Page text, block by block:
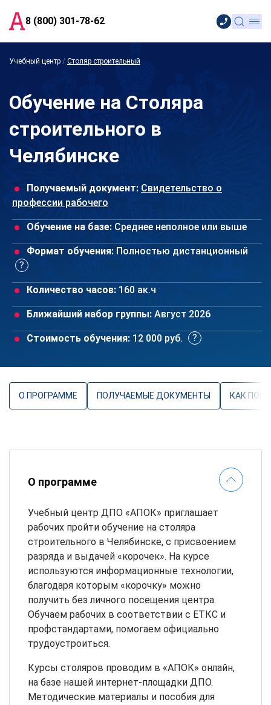
8 (800) 301-78-62
Учебный центр / Столяр строительный
Обучение на Столяра
строительного в
Челябинске
Получаемый документ: Свидетельство о
профессии рабочего
Обучение на базе: Среднее неполное или выше
Формат обучения: Полностью дистанционный
Количество часов: 160 ак.ч
Ближайший набор группы: Август 2026
Стоимость обучения: 12 000 руб.
О ПРОГРАММЕ ПОЛУЧАЕМЫЕ ДОКУМЕНТЫ КАК
О программе
Учебный центр ДПО «АПОК» приглашает
рабочих пройти обучение на столяра
строительного в Челябинске, с присвоением
разряда и выдачей «корочек». На курсе
используются информационные технологии,
благодаря которым «корочку» можно
получить без личного посещения центра.
Обучаем рабочих в соответствии с ЕТКС и
профстандартами, помогаем официально
трудоустроиться.
Курсы столяров проводим в «АПОК» онлайн,
на базе нашей интернет-площадки ДПО.
Методические материалы и пособия для